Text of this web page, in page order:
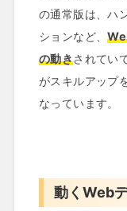
の通常版は、ハ
ションなど、
の動きされてい
がスキルアップ
なっています。
動くWeb